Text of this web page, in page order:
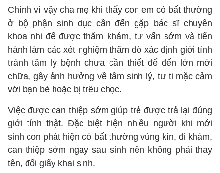
Chính vì vậy cha mẹ khi thấy con em có bất thường
ở bộ phận sinh dục cần đến gặp bác sĩ chuyên
khoa nhi để được thăm khám, tư vấn sớm và tiến
hành làm các xét nghiệm thăm dò xác định giới tính
tránh tâm lý bệnh chưa cần thiết để đến lớn mới
chữa, gây ảnh hưởng về tâm sinh lý, tư ti mặc cảm
với bạn bè hoặc bị trêu chọc.
Việc được can thiệp sớm giúp trẻ được trả lại đúng
giới tính thật. Đặc biệt hiện nhiều người khi mới
sinh con phát hiện có bất thường vùng kín, đi khám,
can thiệp sớm ngay sau sinh nên không phải thay
tên, đổi giấy khai sinh.